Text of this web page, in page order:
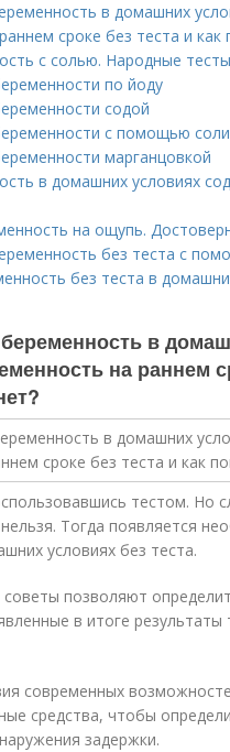
в домашних
сроке без теста и
с солью. Народные
по йоду
содой
с помощью соли
марганцовкой
в домашних условиях
на ощупь.
без теста с
без теста в
в
на раннем
тестом. Но
Тогда появляется
условиях без теста.
позволяют
в итоге
современных
средства, чтобы
задержки.